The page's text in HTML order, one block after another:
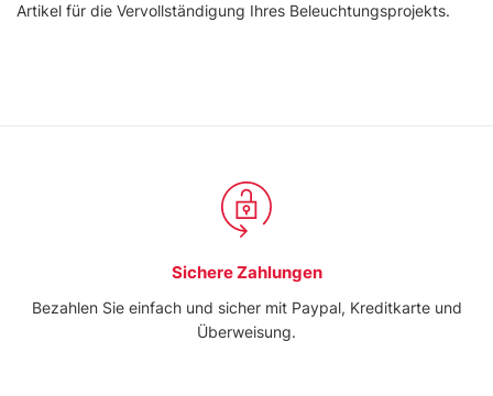
con altre informazioni che ha fornito loro o che hanno
Artikel für die Vervollständigung Ihres Beleuchtungsprojekts.
Sichere Zahlungen
Bezahlen Sie einfach und sicher mit Paypal, Kreditkarte und
Überweisung.